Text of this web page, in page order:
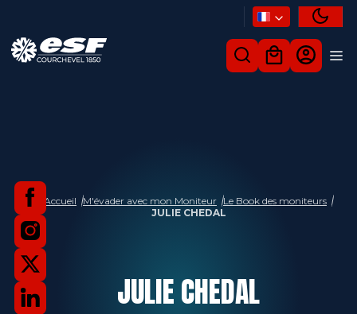
Accueil M'évader avec mon Moniteur Le Book des moniteurs
JULIE CHEDAL
JULIECHEDAL